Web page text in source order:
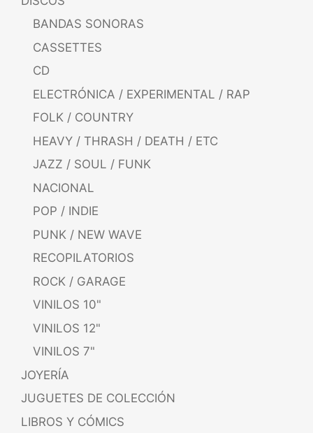
BANDAS SONORAS
CASSETTES
CD
ELECTRÓNICA / EXPERIMENTAL / RAP
FOLK / COUNTRY
HEAVY / THRASH / DEATH / ETC
JAZZ / SOUL / FUNK
NACIONAL
POP / INDIE
PUNK / NEW WAVE
RECOPILATORIOS
ROCK / GARAGE
VINILOS 10"
VINILOS 12"
VINILOS 7"
JOYERÍA
JUGUETES DE COLECCIÓN
LIBROS Y CÓMICS